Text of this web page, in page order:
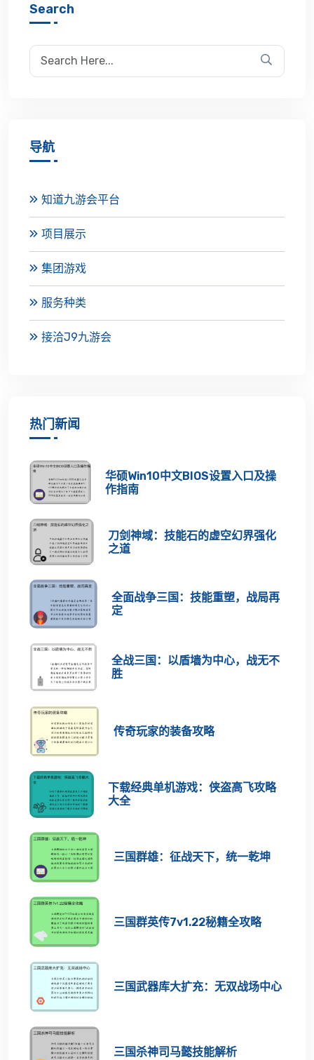
Search
导航
知道九游会平台
项目展示
集团游戏
服务种类
接洽J9九游会
热门新闻
华硕Win10中文BIOS设置入口及操
作指南
刀剑神域：技能石的虚空幻界强化
之道
全面战争三国：技能重塑，战局再
定
全战三国：以盾墙为中心，战无不
胜
传奇玩家的装备攻略
下载经典单机游戏：侠盗高飞攻略
大全
三国群雄：征战天下，统一乾坤
三国群英传7v1.22秘籍全攻略
三国武器库大扩充：无双战场中心
三国杀神司马懿技能解析